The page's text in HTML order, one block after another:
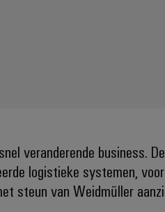
veranderende business.
logistieke systemen,
steun van Weidmüller